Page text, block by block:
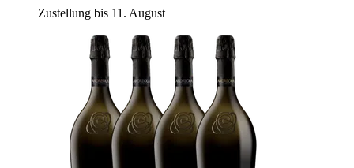
Zustellung bis 11. August